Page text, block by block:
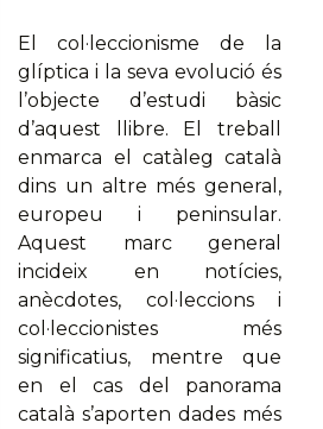
El col·leccionisme de la
glíptica i la seva evolució és
l’objecte d’estudi bàsic
d’aquest llibre. El treball
enmarca el catàleg català
dins un altre més general,
europeu i peninsular.
Aquest marc general
incideix en notícies,
anècdotes, col·leccions i
col·leccionistes més
significatius, mentre que
en el cas del panorama
català s’aporten dades més